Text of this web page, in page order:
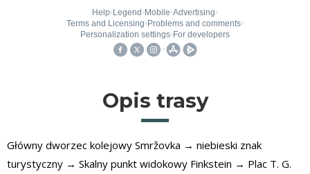
Opis trasy
Główny dworzec kolejowy Smržovka → niebieski znak
turystyczny → Skalny punkt widokowy Finkstein → Plac T. G.